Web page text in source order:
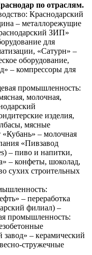
по отраслям.
Краснодарский
– металлорежущие
ЗИП»
для
«Сатурн» –
оборудование,
– компрессоры для
промышленность:
молочная,
изделия,
мясные
– молочная
«Пивзавод
– пиво и напитки,
– конфеты, шоколад,
сухих строительных
– переработка
филиал) –
промышленность:
– керамический
стружечные